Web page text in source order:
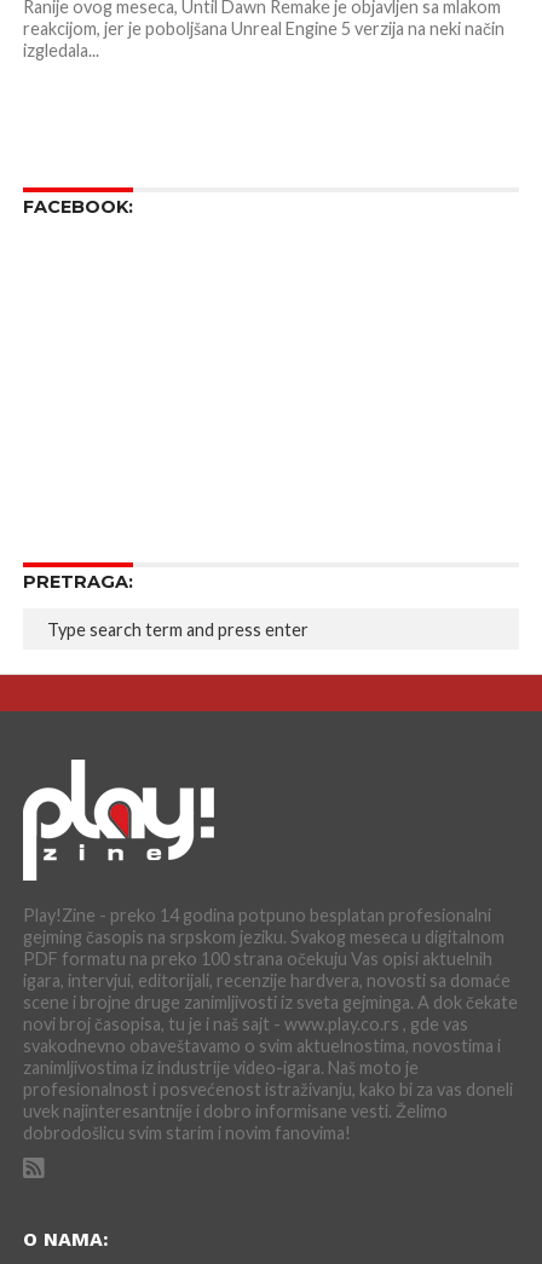
Ranije ovog meseca, Until Dawn Remake je objavljen sa mlakom
reakcijom, jer je poboljšana Unreal Engine 5 verzija na neki način
izgledala...
FACEBOOK:
PRETRAGA:
Play!Zine - preko 14 godina potpuno besplatan profesionalni
gejming časopis na srpskom jeziku. Svakog meseca u digitalnom
PDF formatu na preko 100 strana očekuju Vas opisi aktuelnih
igara, intervjui, editorijali, recenzije hardvera, novosti sa domaće
scene i brojne druge zanimljivosti iz sveta gejminga. A dok čekate
novi broj časopisa, tu je i naš sajt - www.play.co.rs , gde vas
svakodnevno obaveštavamo o svim aktuelnostima, novostima i
zanimljivostima iz industrije video-igara. Naš moto je
profesionalnost i posvećenost istraživanju, kako bi za vas doneli
uvek najinteresantnije i dobro informisane vesti. Želimo
dobrodošlicu svim starim i novim fanovima!
O NAMA: